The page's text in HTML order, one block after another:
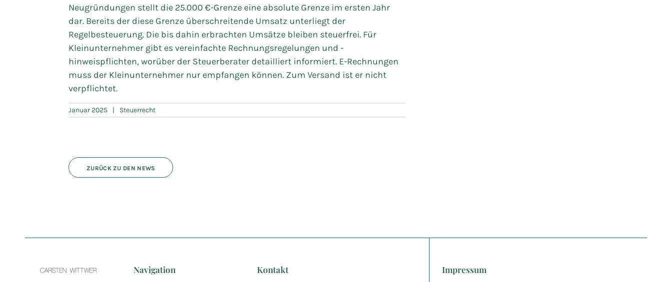
Neugründungen stellt die 25.000 €-Grenze eine absolute Grenze im ersten Jahr
dar. Bereits der diese Grenze überschreitende Umsatz unterliegt der
Regelbesteuerung. Die bis dahin erbrachten Umsätze bleiben steuerfrei. Für
Kleinunternehmer gibt es vereinfachte Rechnungsregelungen und -
hinweispflichten, worüber der Steuerberater detailliert informiert. E-Rechnungen
muss der Kleinunternehmer nur empfangen können. Zum Versand ist er nicht
verpflichtet.
Januar 2025 | Steuerrecht
ZURÜCK ZU DEN NEWS
Navigation Kontakt Impressum